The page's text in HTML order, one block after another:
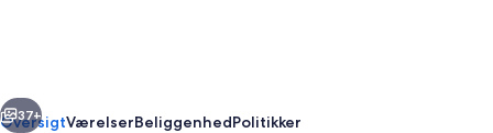
Næste
37+
OversigtVærelserBeliggenhedPolitikker